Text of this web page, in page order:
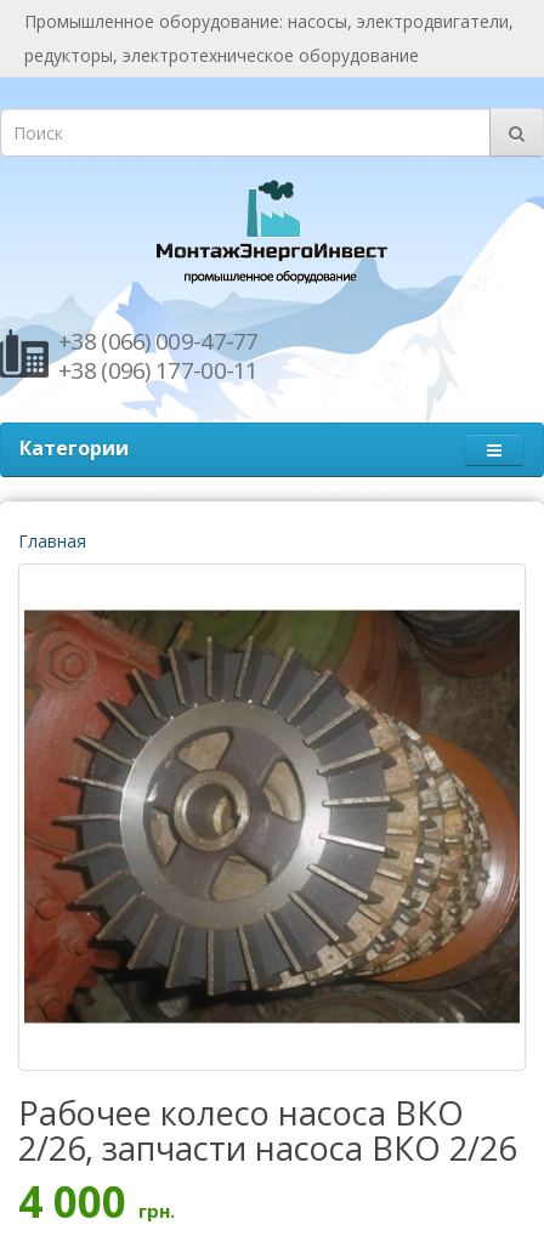
Промышленное оборудование: насосы, электродвигатели,
редукторы, электротехническое оборудование
+38 (066) 009-47-77
+38 (096) 177-00-11
Категории
Главная
Рабочее колесо насоса ВКО
2/26, запчасти насоса ВКО 2/26
4 000 грн.